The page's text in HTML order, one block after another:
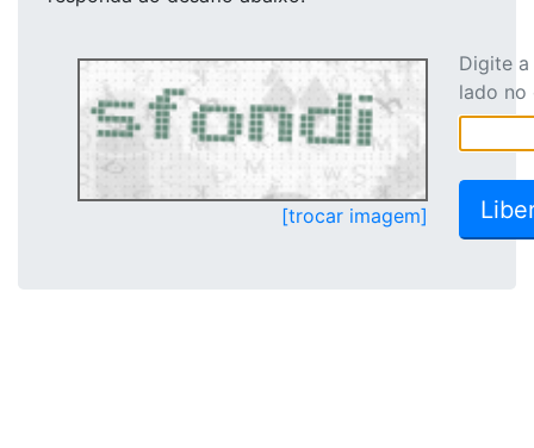
[trocar imagem]
Digite
lado no